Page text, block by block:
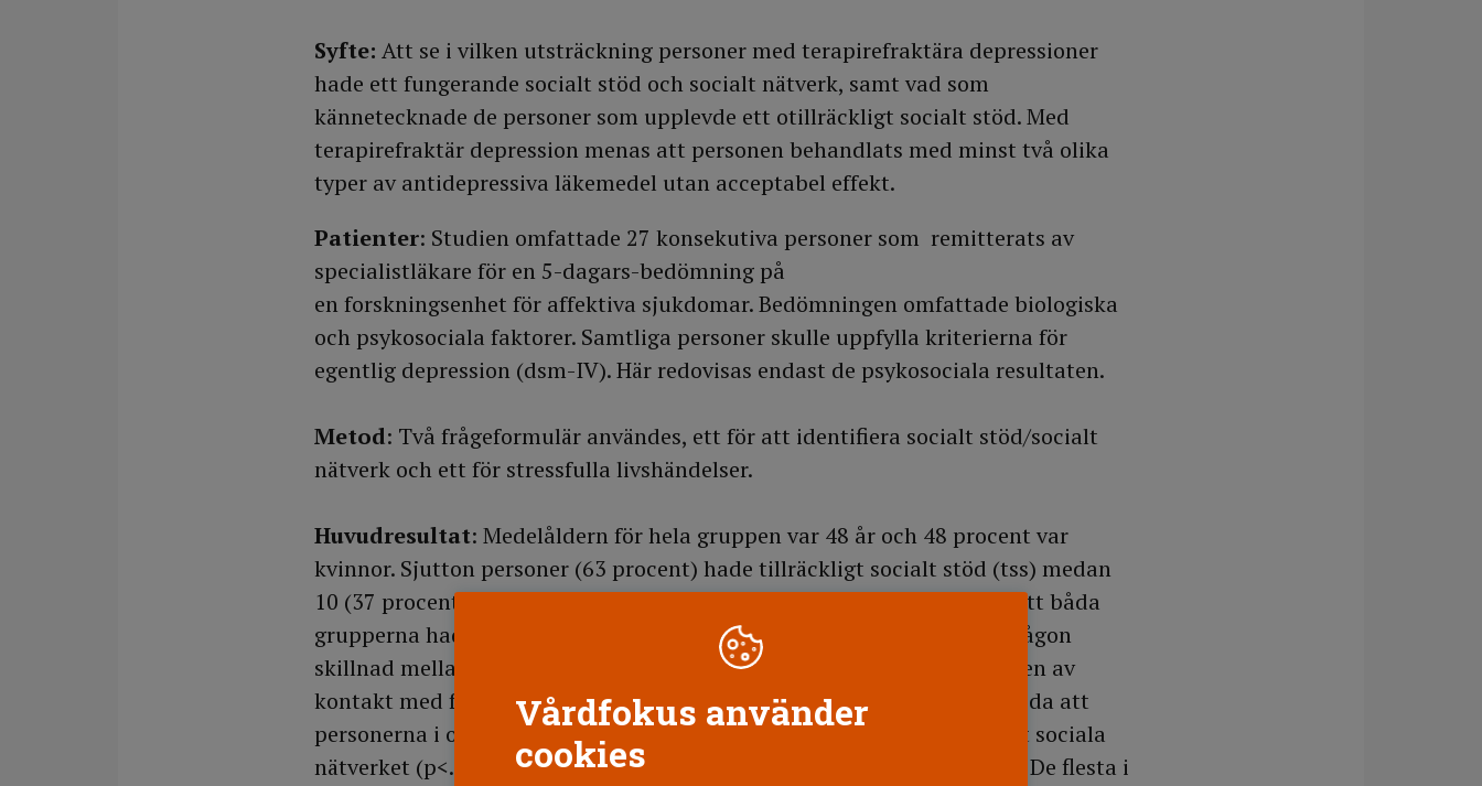
Syfte: Att se i vilken utsträckning personer med terapirefraktära depressioner
hade ett fungerande socialt stöd och socialt nätverk, samt vad som
kännetecknade de personer som upplevde ett otillräckligt socialt stöd. Med
terapirefraktär depression menas att personen behandlats med minst två olika
typer av antidepressiva läkemedel utan acceptabel effekt.
Patienter: Studien omfattade 27 konsekutiva personer som remitterats av
specialistläkare för en 5-dagars-bedömning på
en forskningsenhet för affektiva sjukdomar. Bedömningen omfattade biologiska
och psykosociala faktorer. Samtliga personer skulle uppfylla kriterierna för
egentlig depression (dsm-IV). Här redovisas endast de psykosociala resultaten.
Metod: Två frågeformulär användes, ett för att identifiera socialt stöd/socialt
nätverk och ett för stressfulla livshändelser.
Huvudresultat: Medelåldern för hela gruppen var 48 år och 48 procent var
kvinnor. Sjutton personer (63 procent) hade tillräckligt socialt stöd (tss) medan
10 (37 procent) hade otillräckligt socialt stöd (oss). Resultaten visade att båda
grupperna hade upplevt lika många livshändelser. Det var inte heller någon
skillnad mellan grupperna beträffande att ha en partner eller frekvensen av
kontakt med familjen. Resultaten visade en signifikant skillnad, såtillvida att
personerna i oss-gruppen upplevde ett otillräckligt antal personer i det sociala
nätverket (p<.003). I oss-gruppen fanns signifikant fler kvinnor (p<.02). De flesta i
Vårdfokus använder
cookies